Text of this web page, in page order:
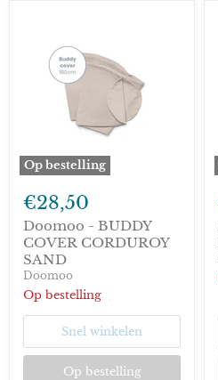
Op bestelling
BUDDY
COVER
CORDUROY
SAND
€28,50
Doomoo - BUDDY
COVER CORDUROY
SAND
Doomoo
Op bestelling
Snel winkelen
Op bestelling